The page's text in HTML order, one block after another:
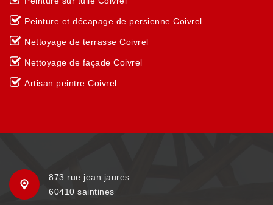
Peinture et décapage de persienne Coivrel
Nettoyage de terrasse Coivrel
Nettoyage de façade Coivrel
Artisan peintre Coivrel
873 rue jean jaures
60410 saintines